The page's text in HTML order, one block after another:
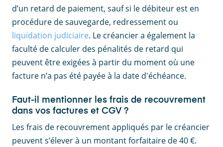
d’un retard de paiement, sauf si le débiteur est en
procédure de sauvegarde, redressement ou
liquidation judiciaire. Le créancier a également la
faculté de calculer des pénalités de retard qui
peuvent être exigées à partir du moment où une
facture n’a pas été payée à la date d'échéance.
Faut-il mentionner les frais de recouvrement
dans vos factures et CGV ?
Les frais de recouvrement appliqués par le créancier
peuvent s’élever à un montant forfaitaire de 40 €.